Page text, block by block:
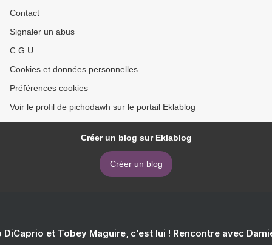
Contact
Signaler un abus
C.G.U.
Cookies et données personnelles
Préférences cookies
Voir le profil de pichodawh sur le portail Eklablog
Créer un blog sur Eklablog
Créer un blog
DiCaprio et Tobey Maguire, c'est lui ! Rencontre avec